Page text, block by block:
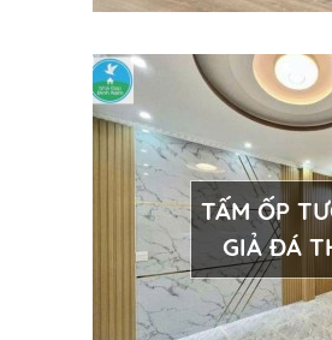
TẤM ỐP
GIẢ ĐÁ